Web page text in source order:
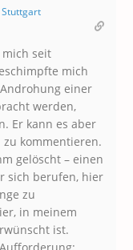
seit
mich
einer
werden,
Er kann es aber
kommentieren.
gelöscht – einen
sich berufen, hier
zu
in meinem
ist.